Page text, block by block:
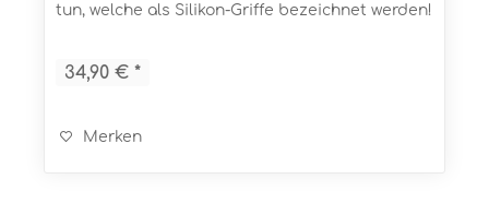
tun, welche als Silikon-Griffe bezeichnet werden!
34,90 € *
Merken